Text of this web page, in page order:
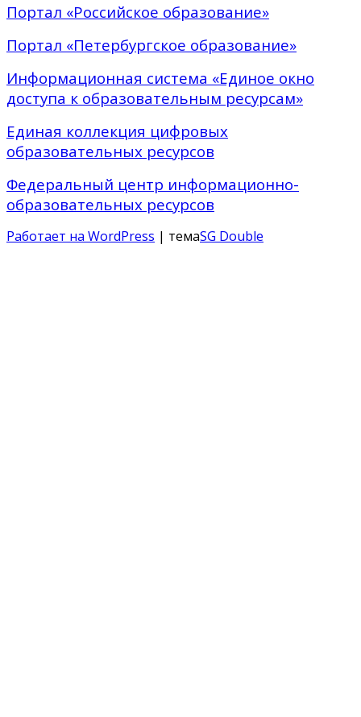
Портал «Российское образование»
Портал «Петербургское образование»
Информационная система «Единое окно
доступа к образовательным ресурсам»
Единая коллекция цифровых
образовательных ресурсов
Федеральный центр информационно-
образовательных ресурсов
Работает на WordPress | темаSG Double